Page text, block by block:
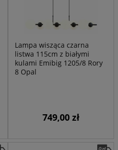
Lampa wisząca czarna
listwa 115cm z białymi
kulami Emibig 1205/8 Rory
8 Opal
749,00 zł